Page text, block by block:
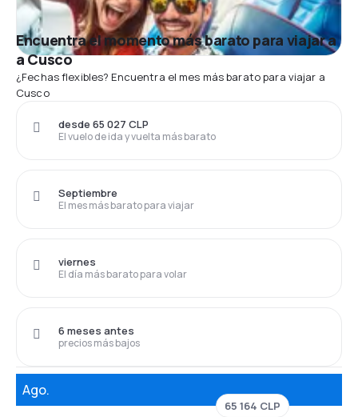
Encuentra el momento más barato para viajar a
a Cusco
¿Fechas flexibles? Encuentra el mes más barato para viajar a
Cusco
El vuelo de ida y vuelta más barato
desde 65 027 CLP
El mes más barato para viajar
Septiembre
El día más barato para volar
viernes
precios más bajos
6 meses antes
Ago.
65 164 CLP